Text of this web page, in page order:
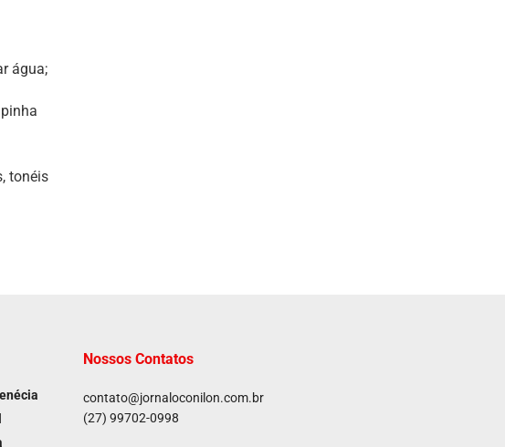
água;
tonéis
Nossos Contatos
contato@jornaloconilon.com.br
(27) 99702-0998